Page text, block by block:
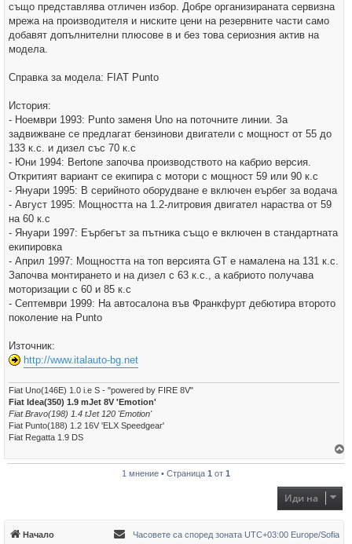
също представлява отличен избор. Добре организираната сервизна
мрежа на производителя и ниските цени на резервните части само
добавят допълнителни плюсове в и без това сериозния актив на
модела.
Справка за модела: FIAT Punto
История:
- Ноември 1993: Punto заменя Uno на поточните линии. За
задвижване се предлагат бензинови двигатели с мощност от 55 до
133 к.с. и дизел със 70 к.с
- Юни 1994: Bertone започва производството на кабрио версия.
Откритият вариант се екипира с мотори с мощност 59 или 90 к.с
- Януари 1995: В серийното оборудване е включен еърбег за водача
- Август 1995: Мощността на 1.2-литровия двигател нараства от 59
на 60 к.с
- Януари 1997: Еърбегът за пътника също е включен в стандартната
екипировка
- Април 1997: Мощността на топ версията GT е намалена на 131 к.с.
Започва монтирането и на дизел с 63 к.с., а кабриото получава
моторизации с 60 и 85 к.с
- Септември 1999: На автосалона във Франкфурт дебютира второто
поколение на Punto
Източник:
http://www.italauto-bg.net
Fiat Uno(146E) 1.0 i.e S - "powered by FIRE 8V"
Fiat Idea(350) 1.9 mJet 8V 'Emotion'
Fiat Bravo(198) 1.4 tJet 120 'Emotion'
Fiat Punto(188) 1.2 16V 'ELX Speedgear'
Fiat Regatta 1.9 DS
1 мнение • Страница 1 от 1
Иди на
Начало Часовете са според зоната UTC+03:00 Europe/Sofia